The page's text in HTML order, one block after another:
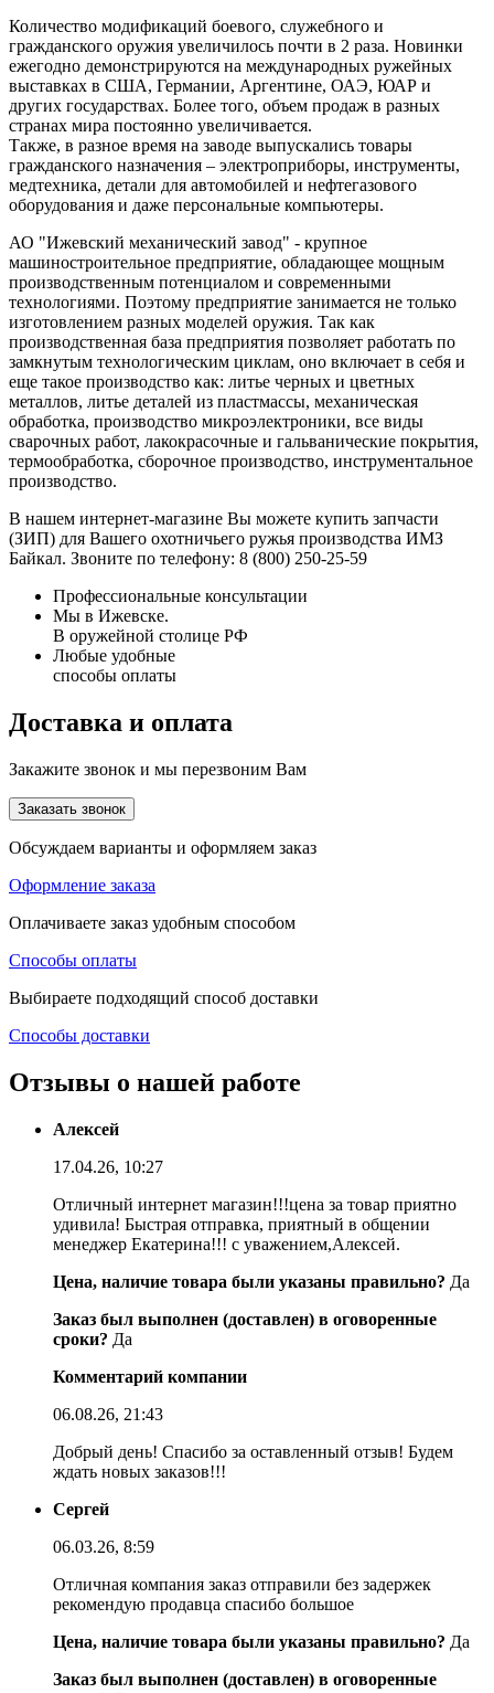
Количество модификаций боевого, служебного и
гражданского оружия увеличилось почти в 2 раза. Новинки
ежегодно демонстрируются на международных ружейных
выставках в США, Германии, Аргентине, ОАЭ, ЮАР и
других государствах. Более того, объем продаж в разных
странах мира постоянно увеличивается.
Также, в разное время на заводе выпускались товары
гражданского назначения – электроприборы, инструменты,
медтехника, детали для автомобилей и нефтегазового
оборудования и даже персональные компьютеры.
АО "Ижевский механический завод" - крупное
машиностроительное предприятие, обладающее мощным
производственным потенциалом и современными
технологиями. Поэтому предприятие занимается не только
изготовлением разных моделей оружия. Так как
производственная база предприятия позволяет работать по
замкнутым технологическим циклам, оно включает в себя и
еще такое производство как: литье черных и цветных
металлов, литье деталей из пластмассы, механическая
обработка, производство микроэлектроники, все виды
сварочных работ, лакокрасочные и гальванические покрытия,
термообработка, сборочное производство, инструментальное
производство.
В нашем интернет-магазине Вы можете купить запчасти
(ЗИП) для Вашего охотничьего ружья производства ИМЗ
Байкал. Звоните по телефону: 8 (800) 250-25-59
Профессиональные консультации
Мы в Ижевске.
В оружейной столице РФ
Любые удобные
способы оплаты
Доставка и оплата
Закажите звонок и мы перезвоним Вам
Заказать звонок
Обсуждаем варианты и оформляем заказ
Оформление заказа
Оплачиваете заказ удобным способом
Способы оплаты
Выбираете подходящий способ доставки
Способы доставки
Отзывы о нашей работе
Алексей
17.04.26, 10:27
Отличный интернет магазин!!!цена за товар приятно
удивила! Быстрая отправка, приятный в общении
менеджер Екатерина!!! с уважением,Алексей.
Цена, наличие товара были указаны правильно? Да
Заказ был выполнен (доставлен) в оговоренные
сроки? Да
Комментарий компании
06.08.26, 21:43
Добрый день! Спасибо за оставленный отзыв! Будем
ждать новых заказов!!!
Сергей
06.03.26, 8:59
Отличная компания заказ отправили без задержек
рекомендую продавца спасибо большое
Цена, наличие товара были указаны правильно? Да
Заказ был выполнен (доставлен) в оговоренные